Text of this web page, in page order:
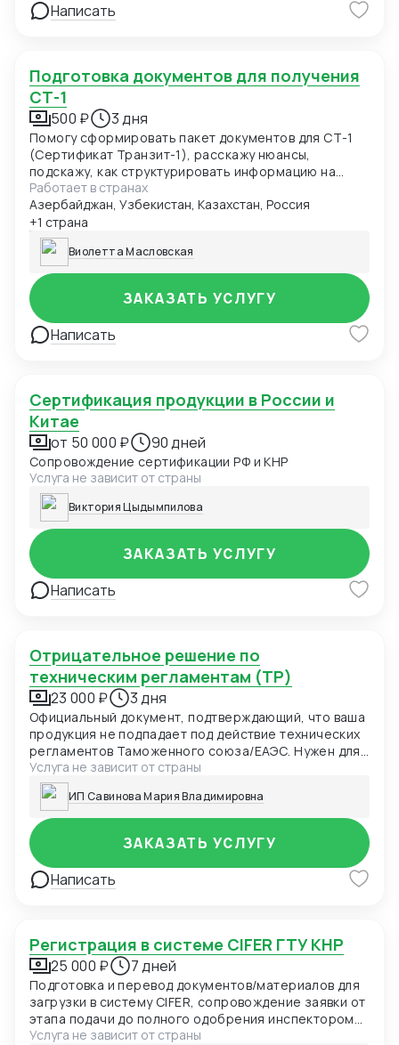
Написать
Подготовка документов для получения
СТ-1
500 ₽ 3 дня
Помогу сформировать пакет документов для СТ-1
(Сертификат Транзит-1), расскажу нюансы,
подскажу, как структурировать информацию на
будущее
Работает в странах
Азербайджан, Узбекистан, Казахстан, Россия
+1 страна
Виолетта Масловская
Написать
ЗАКАЗАТЬ УСЛУГУ
Сертификация продукции в России и
Китае
от 50 000 ₽ 90 дней
Сопровождение сертификации РФ и КНР
Услуга не зависит от страны
Виктория Цыдымпилова
Написать
ЗАКАЗАТЬ УСЛУГУ
Отрицательное решение по
техническим регламентам (ТР)
23 000 ₽ 3 дня
Официальный документ, подтверждающий, что ваша
продукция не подпадает под действие технических
регламентов Таможенного союза/ЕАЭС. Нужен для
таможни, маркетплейсов и проверяющих органов
как доказательство отсутствия необходимости
сертификации.
Услуга не зависит от страны
ИП Савинова Мария Владимировна
Написать
ЗАКАЗАТЬ УСЛУГУ
Регистрация в системе CIFER ГТУ КНР
25 000 ₽ 7 дней
Подготовка и перевод документов/материалов для
загрузки в систему CIFER, сопровождение заявки от
этапа подачи до полного одобрения инспектором
ГТУ КНР.
Услуга не зависит от страны